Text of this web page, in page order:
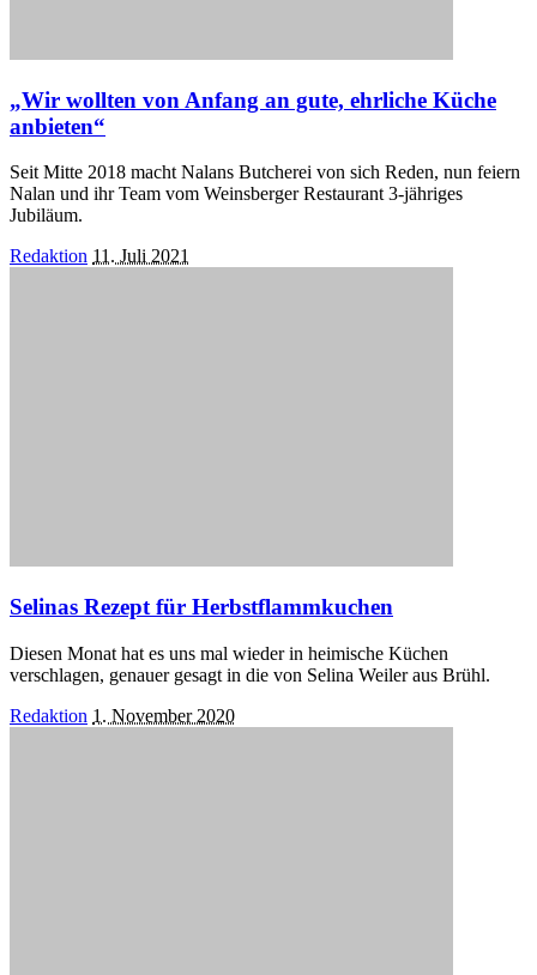
„Wir wollten von Anfang an gute, ehrliche Küche
anbieten“
Seit Mitte 2018 macht Nalans Butcherei von sich Reden, nun feiern
Nalan und ihr Team vom Weinsberger Restaurant 3-jähriges
Jubiläum.
Posted
Redaktion 11. Juli 2021
Selinas Rezept für Herbstflammkuchen
Diesen Monat hat es uns mal wieder in heimische Küchen
verschlagen, genauer gesagt in die von Selina Weiler aus Brühl.
Posted
Redaktion 1. November 2020